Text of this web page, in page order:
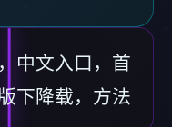
中文入口，首
下降载，方法